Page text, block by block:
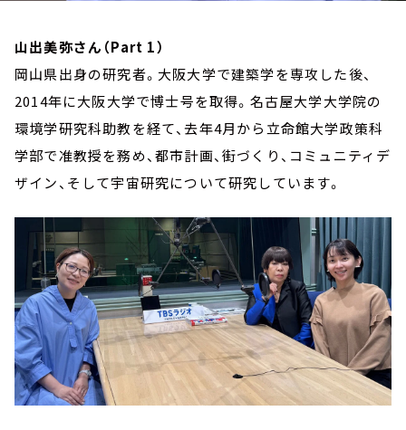
山出美弥さん（Part 1）
岡山県出身の研究者。大阪大学で建築学を専攻した後、
2014年に大阪大学で博士号を取得。名古屋大学大学院の
環境学研究科助教を経て、去年4月から立命館大学政策科
学部で准教授を務め、都市計画、街づくり、コミュニティデ
ザイン、そして宇宙研究について研究しています。